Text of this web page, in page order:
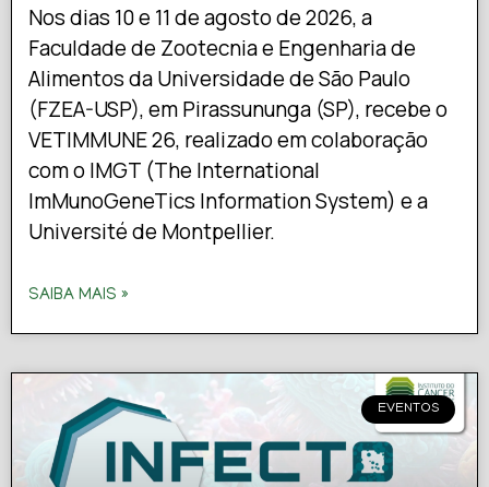
Nos dias 10 e 11 de agosto de 2026, a
Faculdade de Zootecnia e Engenharia de
Alimentos da Universidade de São Paulo
(FZEA-USP), em Pirassununga (SP), recebe o
VETIMMUNE 26, realizado em colaboração
com o IMGT (The International
ImMunoGeneTics Information System) e a
Université de Montpellier.
SAIBA MAIS »
EVENTOS